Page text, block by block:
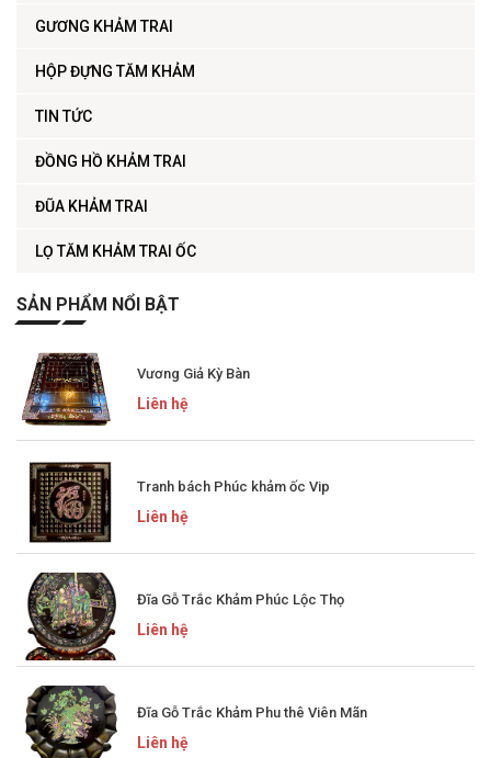
GƯƠNG KHẢM TRAI
HỘP ĐỰNG TĂM KHẢM
TIN TỨC
ĐỒNG HỒ KHẢM TRAI
ĐŨA KHẢM TRAI
LỌ TĂM KHẢM TRAI ỐC
SẢN PHẨM NỔI BẬT
Vương Giả Kỳ Bàn
Liên hệ
Tranh bách Phúc khảm ốc Vip
Liên hệ
Đĩa Gỗ Trắc Khảm Phúc Lộc Thọ
Liên hệ
Đĩa Gỗ Trắc Khảm Phu thê Viên Mãn
Liên hệ